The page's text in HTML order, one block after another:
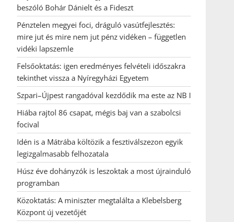
beszóló Bohár Dánielt és a Fideszt
Pénztelen megyei foci, dráguló vasútfejlesztés:
mire jut és mire nem jut pénz vidéken – független
vidéki lapszemle
Felsőoktatás: igen eredményes felvételi időszakra
tekinthet vissza a Nyíregyházi Egyetem
Szpari–Újpest rangadóval kezdődik ma este az NB I
Hiába rajtol 86 csapat, mégis baj van a szabolcsi
focival
Idén is a Mátrába költözik a fesztiválszezon egyik
legizgalmasabb felhozatala
Húsz éve dohányzók is leszoktak a most újrainduló
programban
Közoktatás: A miniszter megtalálta a Klebelsberg
Központ új vezetőjét